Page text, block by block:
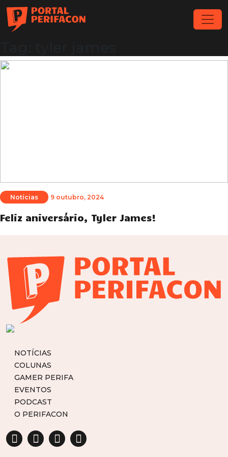
Notícias 9 outubro, 2024
Feliz aniversário, Tyler James!
NOTÍCIAS
COLUNAS
GAMER PERIFA
EVENTOS
PODCAST
O PERIFACON